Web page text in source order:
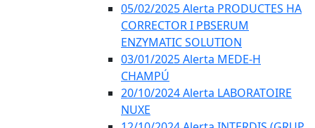
05/02/2025 Alerta PRODUCTES HA
CORRECTOR I PBSERUM
ENZYMATIC SOLUTION
03/01/2025 Alerta MEDE-H
CHAMPÚ
20/10/2024 Alerta LABORATOIRE
NUXE